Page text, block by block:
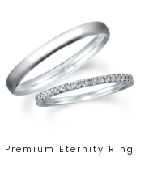
Premium Eternity Ring